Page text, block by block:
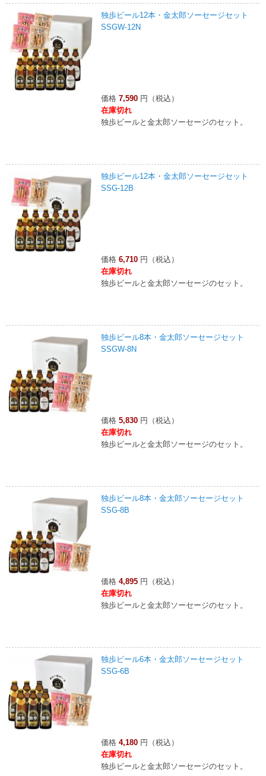
独歩ビール12本・金太郎ソーセージセット
SSGW-12N
価格 7,590 円（税込）
在庫切れ
独歩ビールと金太郎ソーセージのセット。
独歩ビール12本・金太郎ソーセージセット
SSG-12B
価格 6,710 円（税込）
在庫切れ
独歩ビールと金太郎ソーセージのセット。
独歩ビール8本・金太郎ソーセージセット
SSGW-8N
価格 5,830 円（税込）
在庫切れ
独歩ビールと金太郎ソーセージのセット。
独歩ビール8本・金太郎ソーセージセット
SSG-8B
価格 4,895 円（税込）
在庫切れ
独歩ビールと金太郎ソーセージのセット。
独歩ビール6本・金太郎ソーセージセット
SSG-6B
価格 4,180 円（税込）
在庫切れ
独歩ビールと金太郎ソーセージのセット。